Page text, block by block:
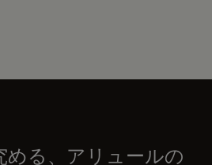
める、アリュールの